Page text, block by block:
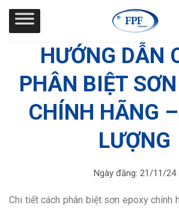
Skip
content
HƯỚNG DẪN
PHÂN BIỆT
CHÍNH HÃNG
LƯỢNG
Ngày đăng: 21/11/24
Chi tiết cách phân biệt sơn epoxy chính